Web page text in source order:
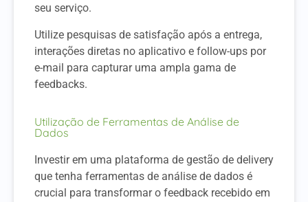
seu serviço.
Utilize pesquisas de satisfação após a entrega,
interações diretas no aplicativo e follow-ups por
e-mail para capturar uma ampla gama de
feedbacks.
Utilização de Ferramentas de Análise de
Dados
Investir em uma plataforma de gestão de delivery
que tenha ferramentas de análise de dados é
crucial para transformar o feedback recebido em